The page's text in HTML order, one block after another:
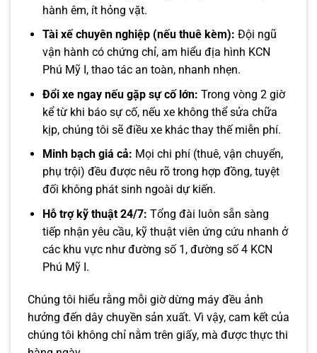
hành êm, ít hỏng vặt.
Tài xế chuyên nghiệp (nếu thuê kèm): Đội ngũ
vận hành có chứng chỉ, am hiểu địa hình KCN
Phú Mỹ I, thao tác an toàn, nhanh nhẹn.
Đổi xe ngay nếu gặp sự cố lớn: Trong vòng 2 giờ
kể từ khi báo sự cố, nếu xe không thể sửa chữa
kịp, chúng tôi sẽ điều xe khác thay thế miễn phí.
Minh bạch giá cả: Mọi chi phí (thuê, vận chuyển,
phụ trội) đều được nêu rõ trong hợp đồng, tuyệt
đối không phát sinh ngoài dự kiến.
Hỗ trợ kỹ thuật 24/7: Tổng đài luôn sẵn sàng
tiếp nhận yêu cầu, kỹ thuật viên ứng cứu nhanh ở
các khu vực như đường số 1, đường số 4 KCN
Phú Mỹ I.
Chúng tôi hiểu rằng mỗi giờ dừng máy đều ảnh
hưởng đến dây chuyền sản xuất. Vì vậy, cam kết của
chúng tôi không chỉ nằm trên giấy, mà được thực thi